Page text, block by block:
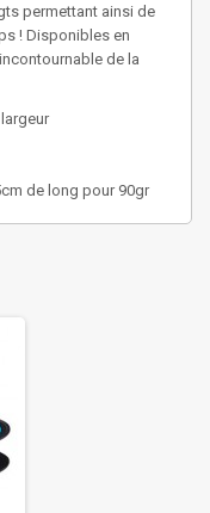
permettant ainsi de
! Disponibles en
de la
de long pour 90gr